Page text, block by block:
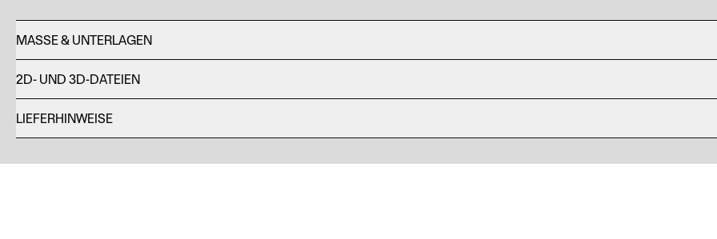
MASSE & UNTERLAGEN
2D- UND 3D-DATEIEN
LIEFERHINWEISE